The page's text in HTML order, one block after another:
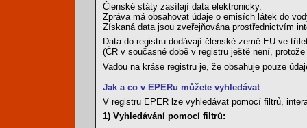
Členské státy zasílají data elektronicky.
Zpráva má obsahovat údaje o emisích látek do
Získaná data jsou zveřejňována prostřednictvím
Data do registru dodávají členské země EU ve
(ČR v současné době v registru ještě není,
Vadou na kráse registru je, že obsahuje pouze
Jak a co v EPERu můžete vyhledávat
V registru EPER lze vyhledávat pomocí filtrů,
1) Vyhledávání pomocí filtrů: